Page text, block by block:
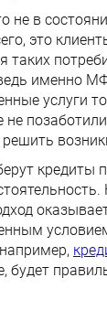
не в
это
таких
именно
услуги
кредиты